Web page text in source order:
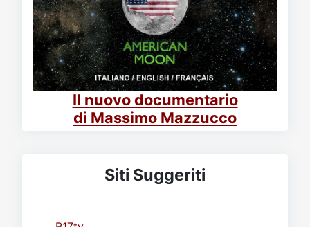
Il nuovo documentario
di Massimo Mazzucco
Siti Suggeriti